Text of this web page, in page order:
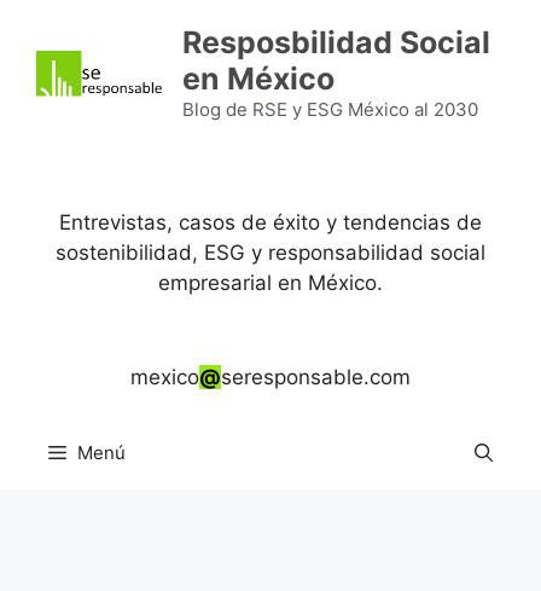
contenido
Resposbilidad Social
en México
Blog de RSE y ESG México al 2030
Entrevistas, casos de éxito y tendencias de
sostenibilidad, ESG y responsabilidad social
empresarial en México.
mexico@seresponsable.com
Menú